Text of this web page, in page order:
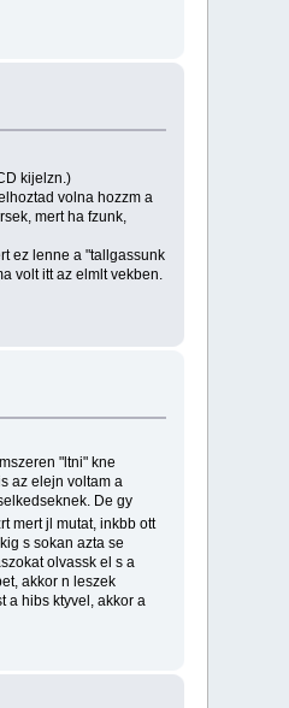
kijelzn.)
volna hozzm a
mert ha fzunk,
ez lenne a "tallgassunk
volt itt az elmlt vekben.
"ltni" kne
az elejn voltam a
De gy
mert jl mutat, inkbb ott
s sokan azta se
olvassk el s a
akkor n leszek
a hibs ktyvel, akkor a